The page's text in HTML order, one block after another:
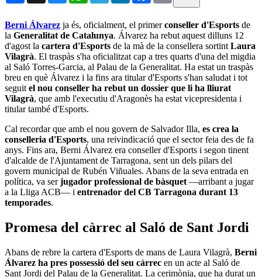
Berni Álvarez ja és, oficialment, el primerconseller d'Esports de
la Generalitat de Catalunya. Álvarez ha rebut aquest dilluns 12
d'agost la cartera d'Esports de la mà de la consellera sortint Laura
Vilagrà. El traspàs s'ha oficialitzat cap a tres quarts d'una del migdia
al Saló Torres-Garcia, al Palau de la Generalitat. Ha estat un traspàs
breu en què Álvarez i la fins ara titular d'Esports s'han saludat i tot
seguit el nou conseller ha rebut un dossier que li ha lliurat
Vilagrà, que amb l'executiu d'Aragonès ha estat vicepresidenta i
titular també d'Esports.
Cal recordar que amb el nou govern de Salvador Illa, es crea la
conselleria d'Esports, una reivindicació que el sector feia des de fa
anys. Fins ara, Berni Álvarez era conseller d'Esports i segon tinent
d'alcalde de l'Ajuntament de Tarragona, sent un dels pilars del
govern municipal de Rubén Viñuales. Abans de la seva entrada en
política, va serjugador professional de bàsquet —arribant a jugar
a la Lliga ACB— i entrenador del CB Tarragona durant 13
temporades.
Promesa del càrrec al Saló de Sant Jordi
Abans de rebre la cartera d'Esports de mans de Laura Vilagrà, Berni
Álvarez ha pres possessió del seu càrrec en un acte al Saló de
Sant Jordi del Palau de la Generalitat. La cerimònia, que ha durat un